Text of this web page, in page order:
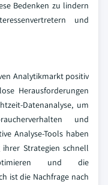
Bedenken zu lindern
und
Analytikmarkt positiv
Herausforderungen
Datenanalyse, um
und
Analyse-Tools haben
Strategien schnell
und die
ist die Nachfrage nach